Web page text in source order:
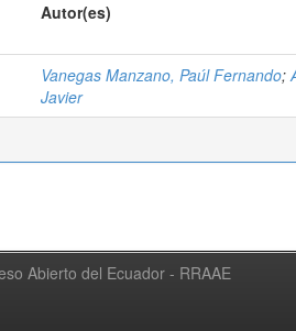
Autor(es)
Vanegas Manzano, Paúl Fernando;
Javier
Abierto del Ecuador - RRAAE